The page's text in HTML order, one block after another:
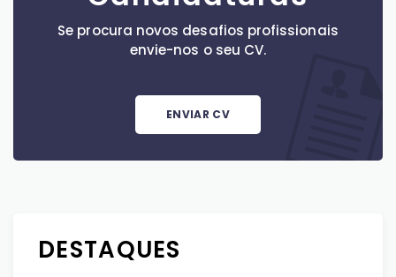
Se procura novos desafios profissionais
envie-nos o seu CV.
ENVIAR CV
DESTAQUES